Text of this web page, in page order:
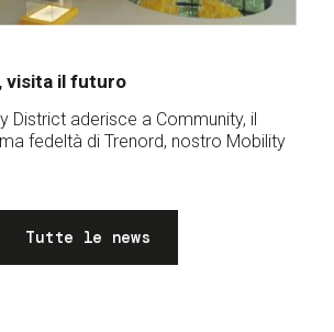
visita il futuro
District aderisce a Community, il
fedeltà di Trenord, nostro Mobility
Tutte le news